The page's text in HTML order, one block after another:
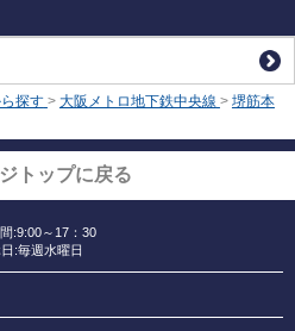
探す > 大阪メトロ地下鉄中央線 > 堺筋本
トップに戻る
:9:00～17：30
:毎週水曜日